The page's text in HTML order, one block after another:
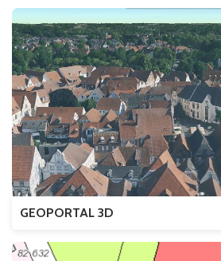
GEOPORTAL 3D